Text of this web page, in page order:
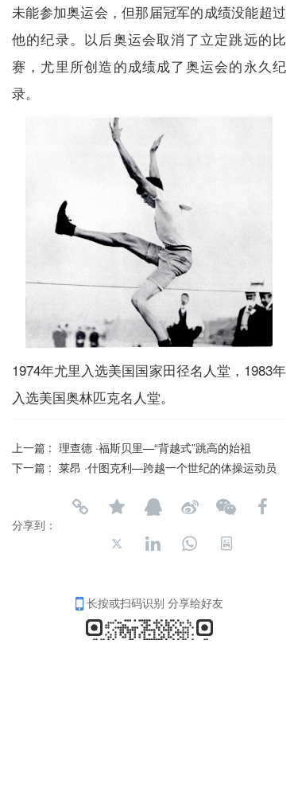
未能参加奥运会，但那届冠军的成绩没能超过
他的纪录。以后奥运会取消了立定跳远的比
赛，尤里所创造的成绩成了奥运会的永久纪
录。
1974年尤里入选美国国家田径名人堂，1983年
入选美国奥林匹克名人堂。
上一篇 : 理查德 ·福斯贝里—“背越式”跳高的始祖
下一篇 : 莱昂 ·什图克利—跨越一个世纪的体操运动员
分享到：
长按或扫码识别 分享给好友